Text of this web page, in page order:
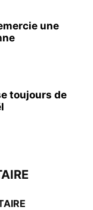
une
toujours de